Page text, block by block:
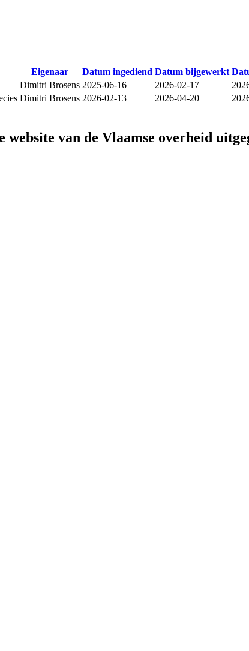
Eigenaar Datum ingediend Datum bijgewerkt
Dimitri Brosens 2025-06-16 2026-02-17
Dimitri Brosens 2026-02-13 2026-04-20
van de Vlaamse overheid